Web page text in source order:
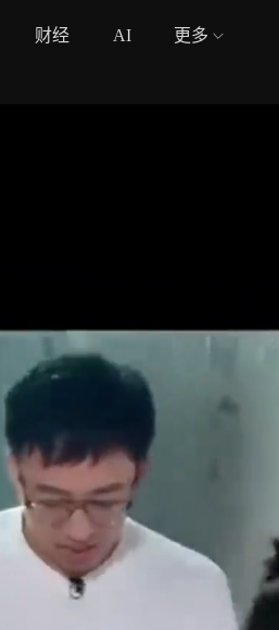
财经 AI 更多